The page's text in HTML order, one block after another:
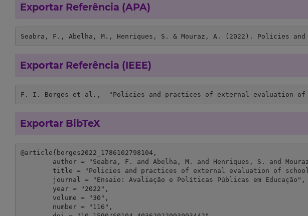
Exportar Referência (APA)
Seabra, F., Abelha, M., Henriques, S. & Mouraz, A. (2022). Policies
Exportar Referência (IEEE)
F. I. Borges et al.,  "Policies and practices of external evaluation of
Exportar BibTeX
@article{borges2022_1786102798104,